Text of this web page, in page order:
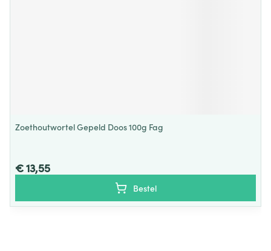
Zoethoutwortel Gepeld Doos 100g Fag
€ 13,55
Bestel